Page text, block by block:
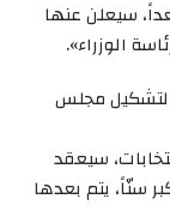
المقبل تتجاوز 165 مقعداً، سيعلن عنها
الوزراء».
لتشكيل مجلس
سيعقد
سنّاً، يتم بعدها